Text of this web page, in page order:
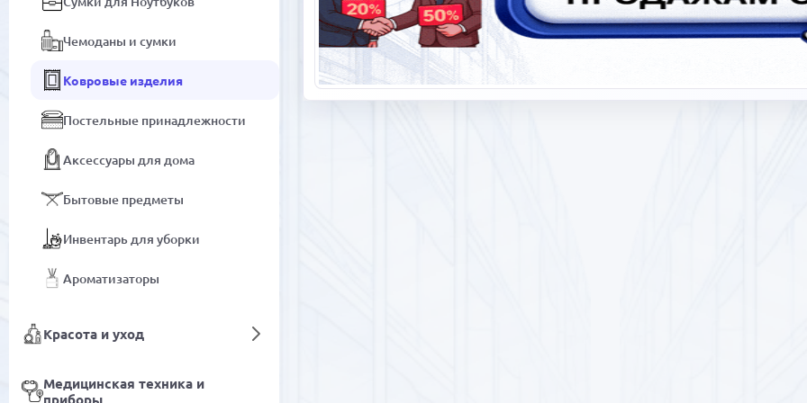
Чемоданы и сумки
Ковровые изделия
Постельные принадлежности
Аксессуары для дома
Бытовые предметы
Инвентарь для уборки
Ароматизаторы
Красота и уход
Медицинская техника и